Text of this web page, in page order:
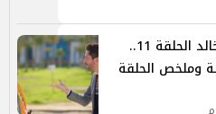
مسلسل خالد نور وولده نور خالد الحلقة 11..
وملخص الحلقة